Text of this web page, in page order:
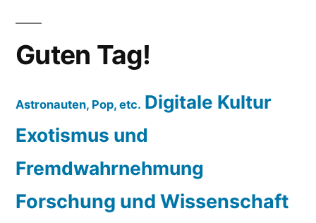
Guten Tag!
Astronauten, Pop, etc. Digitale Kultur
Exotismus und
Fremdwahrnehmung
Forschung und Wissenschaft